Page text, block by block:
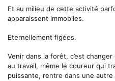
Et au milieu de cette activité
apparaissent immobiles.
Eternellement figées.
Venir dans la forêt, c’est
au travail, même le coureur qui
puissante, rentre dans une autre